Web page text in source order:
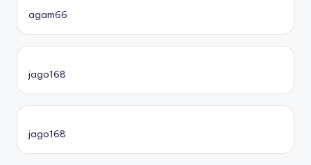
agam66
jago168
jago168